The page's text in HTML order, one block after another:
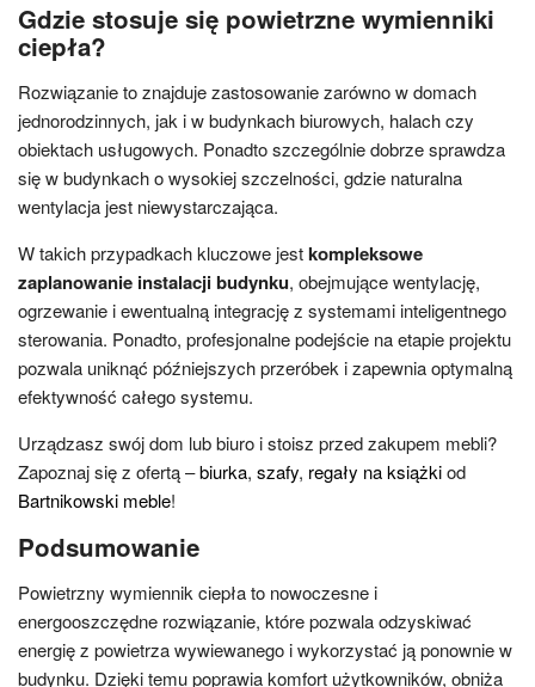
Gdzie stosuje się powietrzne wymienniki
ciepła?
Rozwiązanie to znajduje zastosowanie zarówno w domach
jednorodzinnych, jak i w budynkach biurowych, halach czy
obiektach usługowych. Ponadto szczególnie dobrze sprawdza
się w budynkach o wysokiej szczelności, gdzie naturalna
wentylacja jest niewystarczająca.
W takich przypadkach kluczowe jestkompleksowe
zaplanowanie instalacji budynku, obejmujące wentylację,
ogrzewanie i ewentualną integrację z systemami inteligentnego
sterowania. Ponadto, profesjonalne podejście na etapie projektu
pozwala uniknąć późniejszych przeróbek i zapewnia optymalną
efektywność całego systemu.
Urządzasz swój dom lub biuro i stoisz przed zakupem mebli?
Zapoznaj się z ofertą –biurka, szafy, regały na książkiod
Bartnikowski meble!
Podsumowanie
Powietrzny wymiennik ciepła to nowoczesne i
energooszczędne rozwiązanie, które pozwala odzyskiwać
energię z powietrza wywiewanego i wykorzystać ją ponownie w
budynku. Dzięki temu poprawia komfort użytkowników, obniża